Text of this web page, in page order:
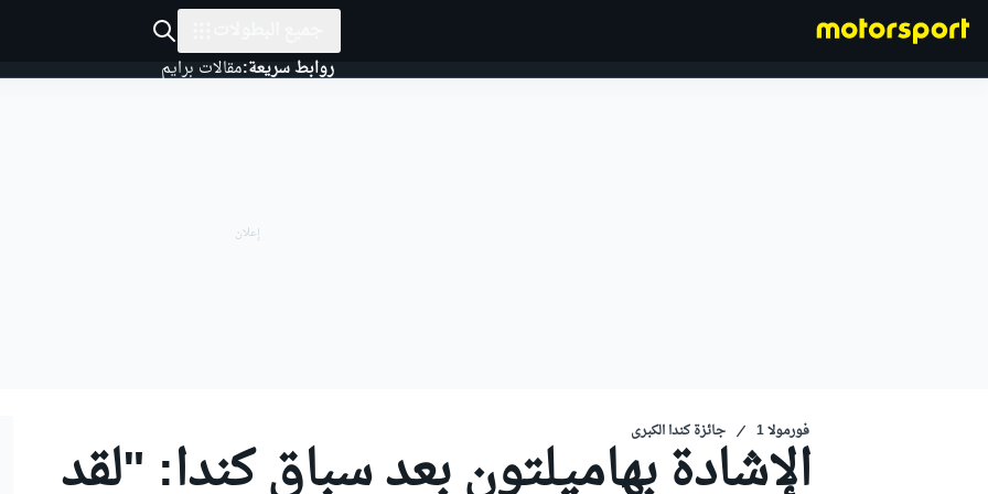
روابط سريعة:مقالات برايم
فورمولا 1 جائزة كندا الكبرى
الإشادة بهاميلتون بعد سباق كندا: "لقد